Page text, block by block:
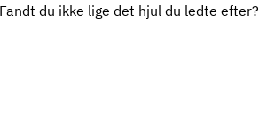
du ikke lige det hjul du ledte efter?